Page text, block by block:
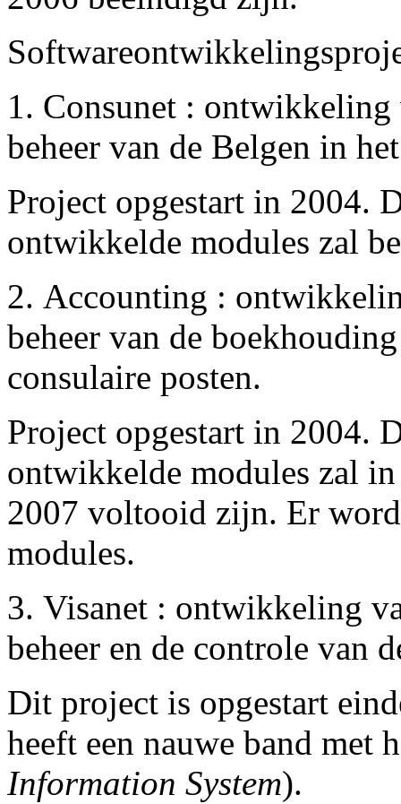
1. Consunet : ontwikkeling
beheer van de Belgen in
Project opgestart in 2004.
ontwikkelde modules zal
2. Accounting :
beheer van de
consulaire posten.
Project opgestart in 2004.
ontwikkelde modules zal
2007 voltooid zijn. Er
modules.
3. Visanet : ontwikkeling
beheer en de controle van
Dit project is opgestart
heeft een nauwe band met
Information System).